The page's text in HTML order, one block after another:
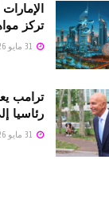
تركز
ترامب
رئاسيا